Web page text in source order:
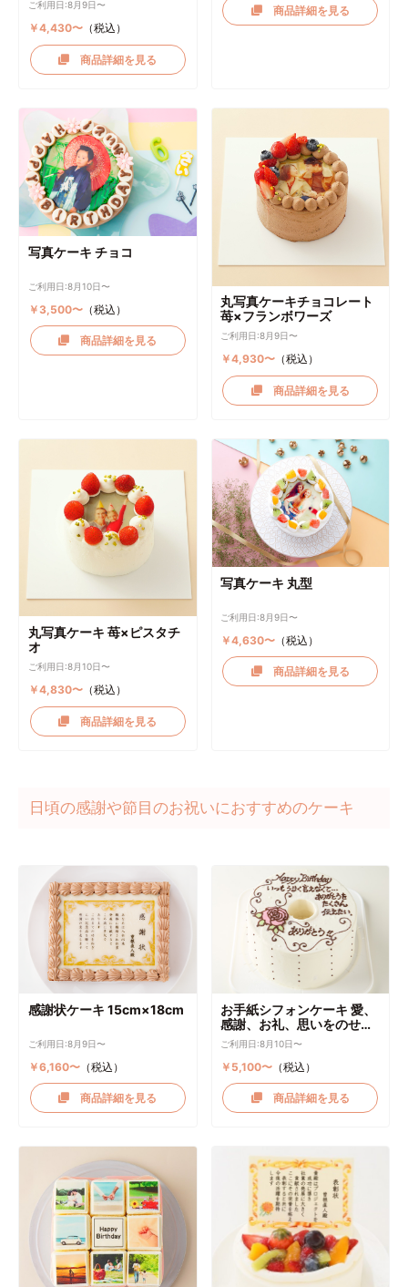
ご利用日:8月9日〜
￥4,430〜（税込）
商品詳細を見る
商品詳細を見る
写真ケーキ チョコ
ご利用日:8月10日〜
￥3,500〜（税込）
商品詳細を見る
丸写真ケーキチョコレート
苺×フランボワーズ
ご利用日:8月9日〜
￥4,930〜 （税込）
商品詳細を見る
丸写真ケーキ 苺×ピスタチ
オ
ご利用日:8月10日〜
￥4,830〜（税込）
商品詳細を見る
写真ケーキ 丸型
ご利用日:8月9日〜
￥4,630〜 （税込）
商品詳細を見る
日頃の感謝や節目のお祝いにおすすめのケーキ
感謝状ケーキ 15cm×18cm
ご利用日:8月9日〜
￥6,160〜（税込）
商品詳細を見る
お手紙シフォンケーキ 愛、
感謝、お礼、思いをのせて
直径17cm
ご利用日:8月10日〜
￥5,100〜 （税込）
商品詳細を見る